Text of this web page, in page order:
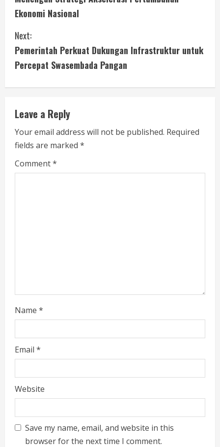
n
t
i
n
u
e
R
e
a
Ekonomi Nasional
Next:
Pemerintah Perkuat Dukungan Infrastruktur untuk
Percepat Swasembada Pangan
Leave a Reply
Your email address will not be published. Required
fields are marked *
Comment*
Name *
Email *
Website
Save my name, email, and website in this
browser for the next time I comment.